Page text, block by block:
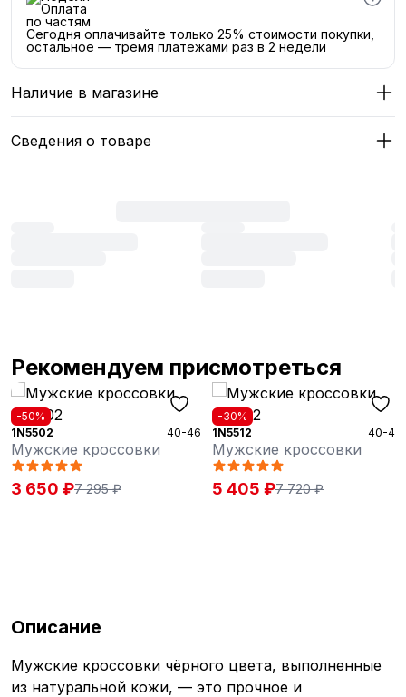
Сегодня оплачивайте только 25% стоимости покупки,
остальное — тремя платежами раз в 2 недели
Наличие в магазине
Сведения о товаре
Рекомендуем присмотреться
-50%
1N5502
40-46
Мужские кроссовки
3 650 ₽7 295 ₽
-30%
1N5512
40-46
Мужские кроссовки
5 405 ₽7 720 ₽
Описание
Мужские кроссовки чёрного цвета, выполненные
из натуральной кожи, — это прочное и